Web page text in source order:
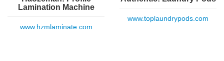
Lamination Machine
www.hzmlaminate.com
www.toplaundrypods.com